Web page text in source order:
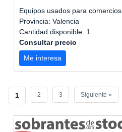
Equipos usados para comercios
Provincia: Valencia
Cantidad disponible: 1
Consultar precio
Me interesa
1 2 3 Siguiente »